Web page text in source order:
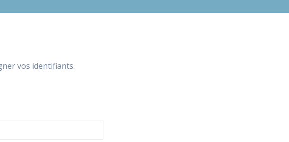
vos identifiants.